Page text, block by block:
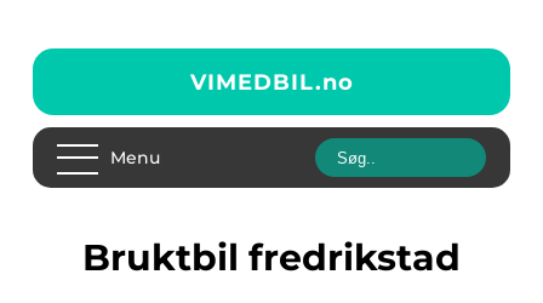
VIMEDBIL.no
Menu
bruktbil fredrikstad